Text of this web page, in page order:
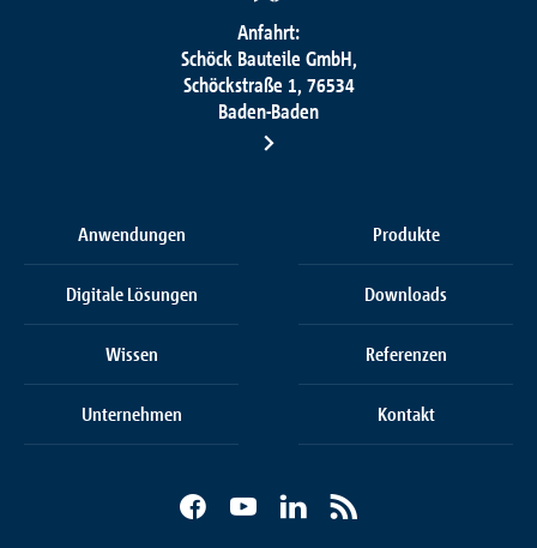
Anfahrt:
Schöck Bauteile GmbH,
Schöckstraße 1, 76534
Baden-Baden
Anwendungen Produkte
Digitale Lösungen Downloads
Wissen Referenzen
Unternehmen Kontakt